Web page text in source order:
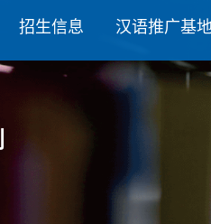
招生信息 汉语推广基